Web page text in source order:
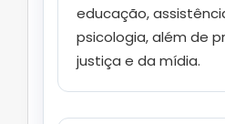
educação,
psicologia, além de
justiça e da mídia.